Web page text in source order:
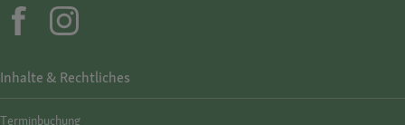
Inhalte & Rechtliches
Termin­buchung